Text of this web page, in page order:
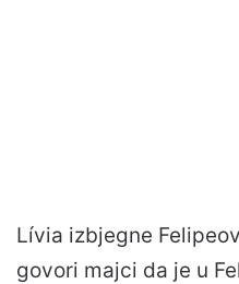
Lívia izbjegne
govori majci da je u